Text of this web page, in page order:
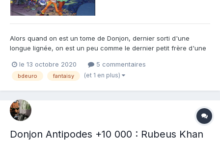
Alors quand on est un tome de Donjon, dernier sorti d'une
longue lignée, on est un peu comme le dernier petit frère d'une
du bout (du bout positif: +10 000!), c'est à dire sur la
chronologie, le 1er tome de l'ère moderne de Donjon. L...
le 13 octobre 2020 5 commentaires
bdeuro fantaisy (et 1 en plus)
Donjon Antipodes +10 000 : Rubeus Khan